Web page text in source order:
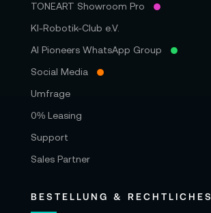
TONEART Showroom Pro
KI-Robotik-Club e.V.
AI Pioneers WhatsApp Group
Social Media
Umfrage
0% Leasing
Support
Sales Partner
BESTELLUNG & RECHTLICHES